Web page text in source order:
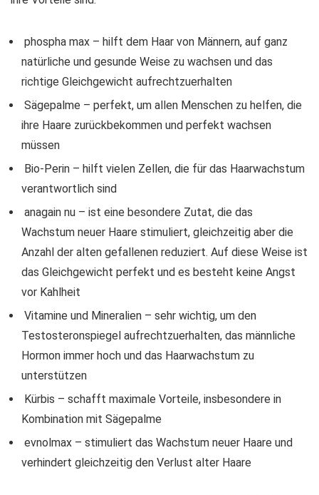
phospha max – hilft dem Haar von Männern, auf ganz
natürliche und gesunde Weise zu wachsen und das
richtige Gleichgewicht aufrechtzuerhalten
Sägepalme – perfekt, um allen Menschen zu helfen, die
ihre Haare zurückbekommen und perfekt wachsen
müssen
Bio-Perin – hilft vielen Zellen, die für das Haarwachstum
verantwortlich sind
anagain nu – ist eine besondere Zutat, die das
Wachstum neuer Haare stimuliert, gleichzeitig aber die
Anzahl der alten gefallenen reduziert. Auf diese Weise ist
das Gleichgewicht perfekt und es besteht keine Angst
vor Kahlheit
Vitamine und Mineralien – sehr wichtig, um den
Testosteronspiegel aufrechtzuerhalten, das männliche
Hormon immer hoch und das Haarwachstum zu
unterstützen
Kürbis – schafft maximale Vorteile, insbesondere in
Kombination mit Sägepalme
evnolmax – stimuliert das Wachstum neuer Haare und
verhindert gleichzeitig den Verlust alter Haare